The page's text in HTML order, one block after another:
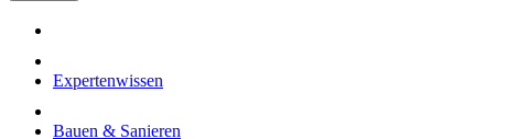
Expertenwissen
Bauen & Sanieren